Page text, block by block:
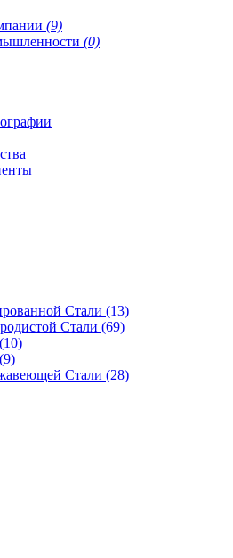
(9)
(0)
Стали (13)
Стали (69)
(10)
(9)
Стали (28)